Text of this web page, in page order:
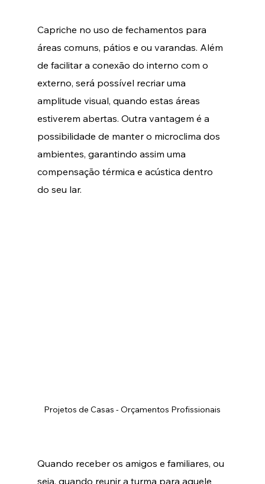
Capriche no uso de fechamentos para
áreas comuns, pátios e ou varandas. Além
de facilitar a conexão do interno com o
externo, será possível recriar uma
amplitude visual, quando estas áreas
estiverem abertas. Outra vantagem é a
possibilidade de manter o microclima dos
ambientes, garantindo assim uma
compensação térmica e acústica dentro
do seu lar.
Projetos de Casas - Orçamentos Profissionais
Quando receber os amigos e familiares, ou
seja, quando reunir a turma para aquele